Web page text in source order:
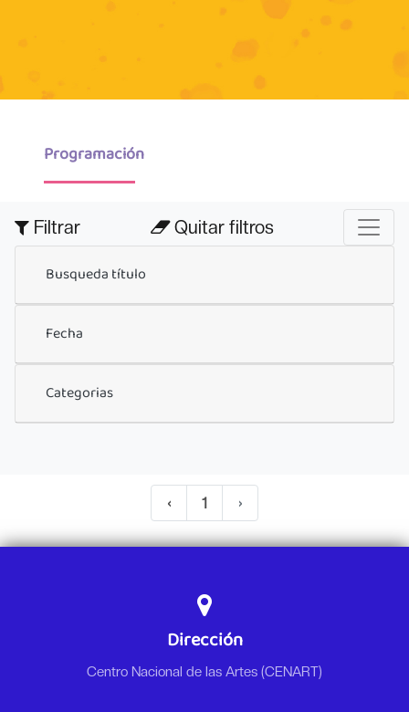
Programación
Filtrar Quitar filtros
Busqueda título
Fecha
Categorias
‹ 1 ›
Dirección
Centro Nacional de las Artes (CENART)